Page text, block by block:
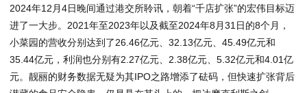
2024年12月4日晚间通过港交所聆讯，朝着“千店扩张”的宏伟目标迈
进了一大步。2021年至2023年以及截至2024年8月31日的8个月，
小菜园的营收分别达到了26.46亿元、32.13亿元、45.49亿元和
35.44亿元，利润也分别有2.27亿元、2.38亿元、5.32亿元和4.01亿
元。靓丽的财务数据无疑为其IPO之路增添了砝码，但快速扩张背后